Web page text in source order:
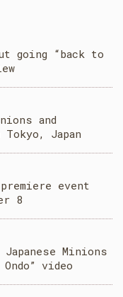
going “back to
and
Japan
premiere event
8
Minions
video